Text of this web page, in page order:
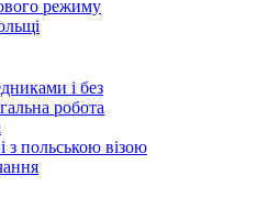
режиму
і без
робота
з польською візою